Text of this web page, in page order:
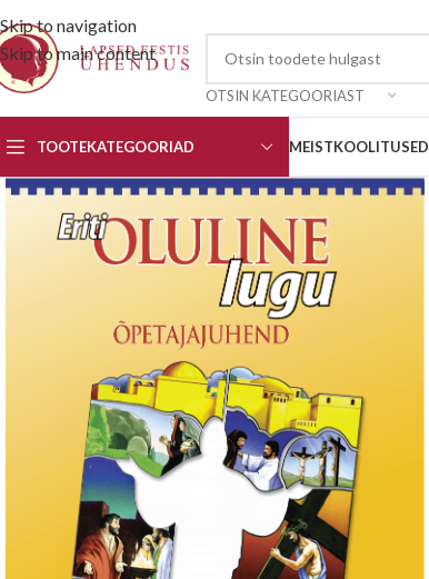
Skip to navigation
Skip to main content
OTSIN KATEGOORIAST
TOOTEKATEGOORIAD MEISTKOOLITUSED